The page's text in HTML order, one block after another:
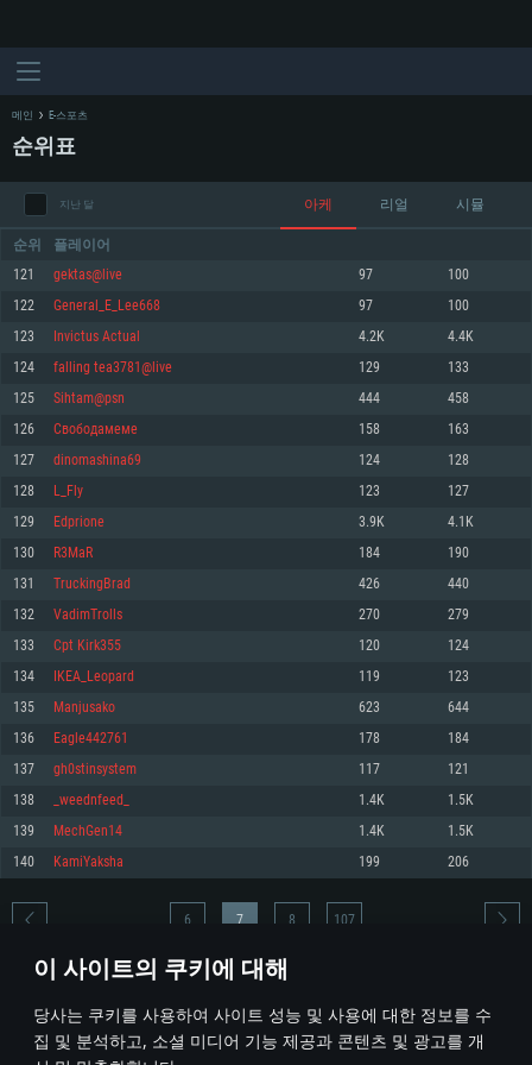
이 사이트의 쿠키에 대해
당사는 쿠키를 사용하여 사이트 성능 및 사용에 대한 정보를 수
집 및 분석하고, 소셜 미디어 기능 제공과 콘텐츠 및 광고를 개
최소사양
운영체제: Windows 10 (64 bit)
프로세서: 2.2 GHz 듀얼코어 이상
메모리: 4GB
그래픽 카드: DirectX 11 이상을 지원하는 AMD Radeon 77XX / NVIDIA
GeForce GT 660. 최소 사양 해상도: 720p
네트워크: 브로드밴드 인터넷
여유 저장 공간: 22.1 GB (최소 클라이언트)
권장 사양
570 혹은 그 이상
여유 저장 공간: 62.2 GB (전체 클라이언트)
최소사양
운영체제: Mac OS Big Sur 11.0
프로세서: 최소 2.2 GHz의 Core i5 (Intel Xeon 은 지원하지 않습니다)
메모리: 6 GB
그래픽 카드: Metal 을 지원하는 Intel Iris Pro 5200 (Mac), 혹은 이와 비슷한 성
능을 가지는 Mac 버전의 AMD/Nvidia. 최소 해상도: 720p
네트워크: 브로드밴드 인터넷
여유 저장 공간: 22.1 GB (최소 클라이언트)
권장 사양
네트워크: 브로드밴드 인터넷
여유 저장 공간: 62.2 GB (전체 클라이언트)
최소사양
운영체제: 64bit Linux 중 최신 버전
프로세서: 2.4 GHz 듀얼코어
메모리: 4 GB
그래픽 카드: Vulkan 을 지원하고, 최신 그래픽 드라이버를 지원하는 NVIDIA
660 (6개월 미만) 혹은 그와 동급의 성능을 가지며 최신 그래픽 드라이버를 지
원하는 AMD (6개월 미만; 최소사양 지원 해상도 720p)
네트워크: 브로드밴드 인터넷
여유 저장 공간: 22.1 GB (최소 클라이언트)
권장 사양
운영체제: Ubuntu 20.04 64bit
프로세서: Intel Core i7
메모리: 16 GB
그래픽 카드: Vulkan 을 지원하고, 최신 그래픽 드라이버를 지원하는 NVIDIA
1060 (6개월 미만) 혹은 그와 동급의 성능을 가지며 최신 그래픽 드라이버를
지원하는 AMD RX 570 (6개월 미만; 최소사양 지원 해상도 720p) 이상
여유 저장 공간: 62.2 GB (전체 클라이언트)
메인 E-스포츠
순위표
지난 달 아케 리얼 시뮬
순위 플레이어
121 gektas@live 97 100
122 General_E_Lee668 97 100
123 Invictus Actual 4.2K 4.4K
124 falling tea3781@live 129 133
125 Sihtam@psn 444 458
126 Свободамеме 158 163
127 dinomashina69 124 128
128 L_Fly 123 127
129 Edprione 3.9K 4.1K
130 R3MaR 184 190
131 TruckingBrad 426 440
132 VadimTrolls 270 279
133 Cpt Kirk355 120 124
134 IKEA_Leopard 119 123
135 Manjusako 623 644
136 Eagle442761 178 184
137 gh0stinsystem 117 121
138 _weednfeed_ 1.4K 1.5K
139 MechGen14 1.4K 1.5K
140 KamiYaksha 199 206
* 순위표는 매일 1회 갱신됩니다
6 7 8 107